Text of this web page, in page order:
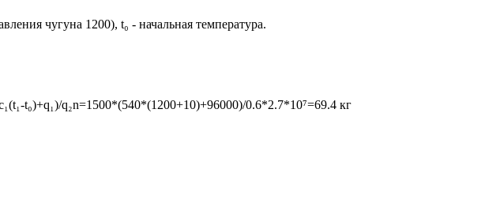
чугуна 1200), t₀ - начальная температура.
t₀)+q₁)/q₂n=1500*(540*(1200+10)+96000)/0.6*2.7*10⁷=69.4 кг